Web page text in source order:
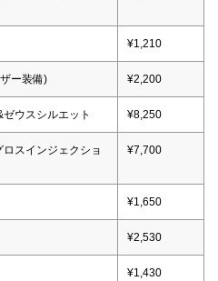
¥1,210
ー装備) ¥2,200
ウスシルエット ¥8,250
スインジェクショ
¥7,700
¥1,650
¥2,530
¥1,430